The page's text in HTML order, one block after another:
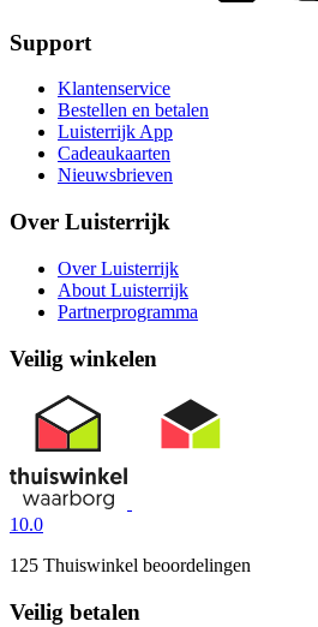
Support
Klantenservice
Bestellen en betalen
Luisterrijk App
Cadeaukaarten
Nieuwsbrieven
Over Luisterrijk
Over Luisterrijk
About Luisterrijk
Partnerprogramma
Veilig winkelen
10.0
125 Thuiswinkel beoordelingen
Veilig betalen